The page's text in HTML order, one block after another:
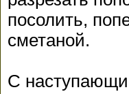
посолить,
сметаной.
С